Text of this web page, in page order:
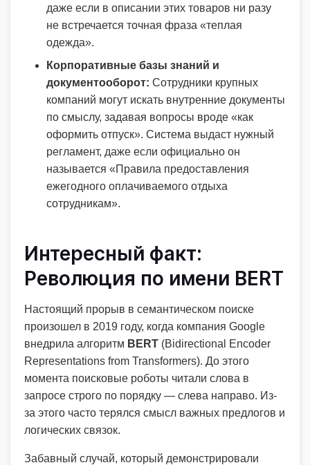
даже если в описании этих товаров ни разу
не встречается точная фраза «теплая
одежда».
Корпоративные базы знаний и
документооборот: Сотрудники крупных
компаний могут искать внутренние документы
по смыслу, задавая вопросы вроде «как
оформить отпуск». Система выдаст нужный
регламент, даже если официально он
называется «Правила предоставления
ежегодного оплачиваемого отдыха
сотрудникам».
Интересный факт:
Революция по имени BERT
Настоящий прорыв в семантическом поиске
произошел в 2019 году, когда компания Google
внедрила алгоритм BERT (Bidirectional Encoder
Representations from Transformers). До этого
момента поисковые роботы читали слова в
запросе строго по порядку — слева направо. Из-
за этого часто терялся смысл важных предлогов и
логических связок.
Забавный случай, который демонстрировали